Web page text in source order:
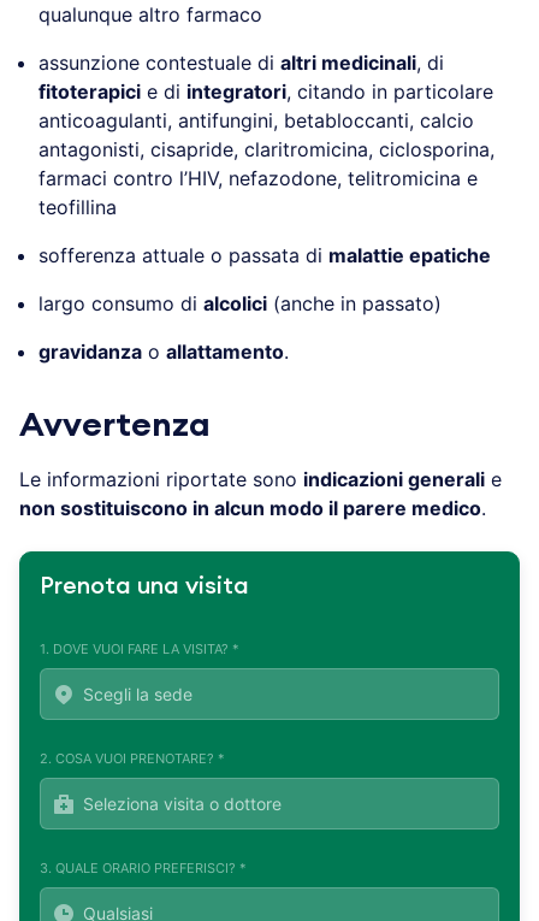
qualunque altro farmaco
assunzione contestuale di altri medicinali, di
fitoterapici e di integratori, citando in particolare
anticoagulanti, antifungini, betabloccanti, calcio
antagonisti, cisapride, claritromicina, ciclosporina,
farmaci contro l’HIV, nefazodone, telitromicina e
teofillina
sofferenza attuale o passata di malattie epatiche
largo consumo di alcolici (anche in passato)
gravidanza o allattamento.
Avvertenza
Le informazioni riportate sono indicazioni generali e
non sostituiscono in alcun modo il parere medico.
Prenota una visita
1. DOVE VUOI FARE LA VISITA? *
2. COSA VUOI PRENOTARE? *
3. QUALE ORARIO PREFERISCI? *